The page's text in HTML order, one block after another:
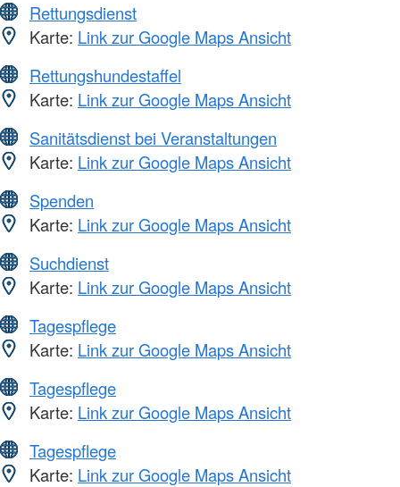
Rettungsdienst
Karte: Link zur Google Maps Ansicht
Rettungshundestaffel
Karte: Link zur Google Maps Ansicht
Sanitätsdienst bei Veranstaltungen
Karte: Link zur Google Maps Ansicht
Spenden
Karte: Link zur Google Maps Ansicht
Suchdienst
Karte: Link zur Google Maps Ansicht
Tagespflege
Karte: Link zur Google Maps Ansicht
Tagespflege
Karte: Link zur Google Maps Ansicht
Tagespflege
Karte: Link zur Google Maps Ansicht